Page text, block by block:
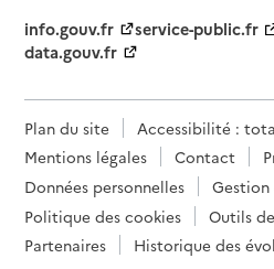
info.gouv.fr
service-public.fr
data.gouv.fr
Plan du site
Accessibilité :
Mentions légales
Contact
Données personnelles
Gestion
Politique des cookies
Outils
Partenaires
Historique des